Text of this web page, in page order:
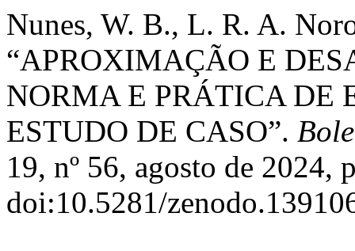
Nunes, W. B., L. R. A.
“APROXIMAÇÃO E
NORMA E PRÁTICA DE
ESTUDO DE CASO”.
19, nº 56, agosto de 2024,
doi:10.5281/